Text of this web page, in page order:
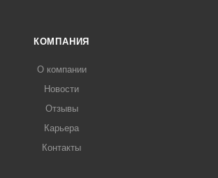
КОМПАНИЯ
О компании
Новости
Отзывы
Карьера
Контакты